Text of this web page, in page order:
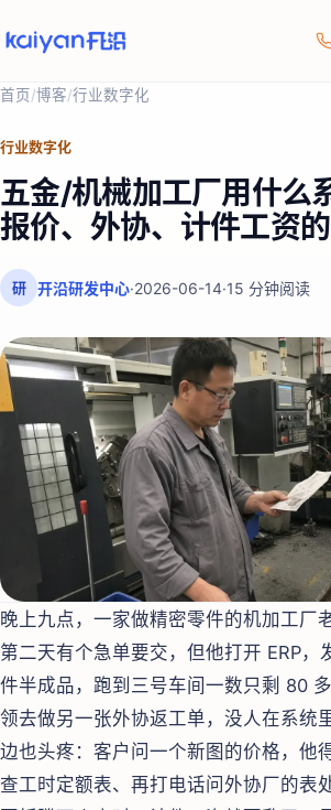
首页/博客/行业数字化
行业数字化
五金/机械加工厂用什么
报价、外协、计件工资
研 开沿研发中心·2026-06-14·15 分钟阅读
晚上九点，一家做精密零件的机加工厂
第二天有个急单要交，但他打开 ERP，
件半成品，跑到三号车间一数只剩 80
领去做另一张外协返工单，没人在系统
边也头疼：客户问一个新图的价格，他
查工时定额表、再打电话问外协厂的表